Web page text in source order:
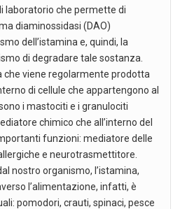
laboratorio che permette di
diaminossidasi (DAO)
dell’istamina e, quindi, la
di degradare tale sostanza.
che viene regolarmente prodotta
di cellule che appartengono al
i mastociti e i granulociti
chimico che all’interno del
funzioni: mediatore delle
e neurotrasmettitore.
nostro organismo, l’istamina,
l’alimentazione, infatti, è
pomodori, crauti, spinaci, pesce